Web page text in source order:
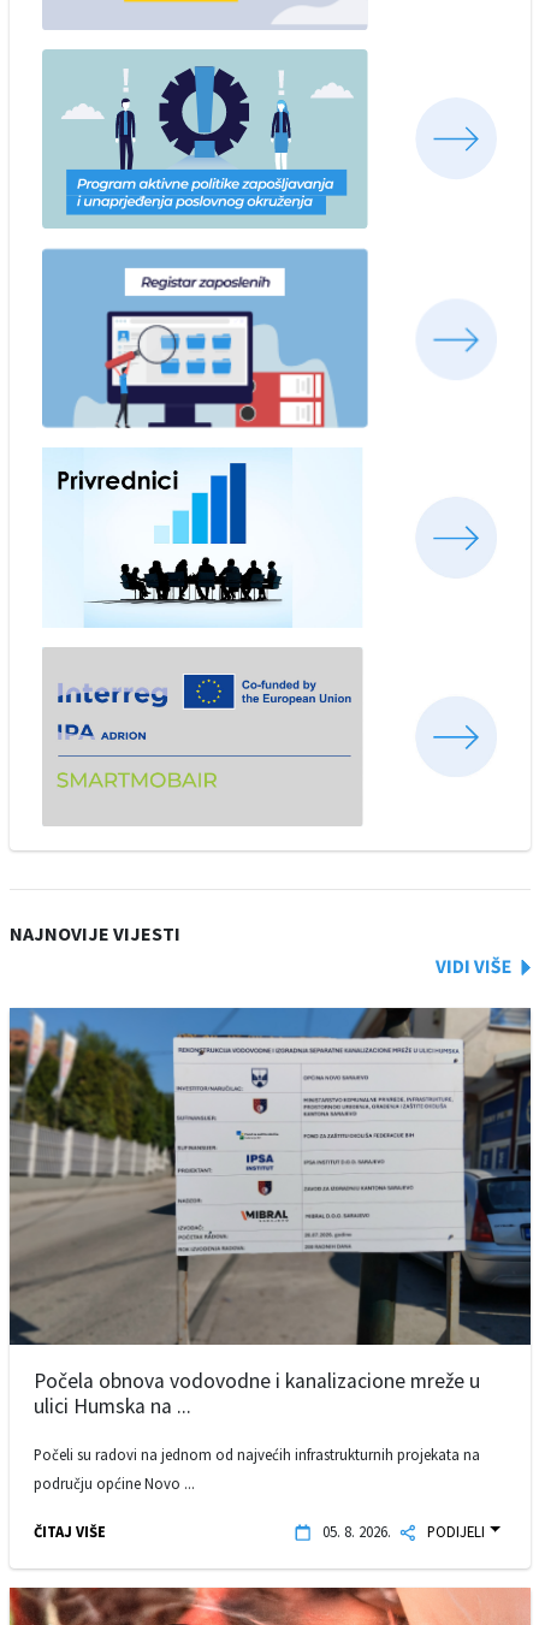
NAJNOVIJE VIJESTI
Počela obnova vodovodne i kanalizacione mreže u
ulici Humska na ...
Počeli su radovi na jednom od najvećih infrastrukturnih projekata na
području općine Novo ...
ČITAJ VIŠE 05. 8. 2026. PODIJELI